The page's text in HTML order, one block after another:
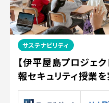
サステナビリティ
【伊平屋島プロジェ
報セキュリティ授業